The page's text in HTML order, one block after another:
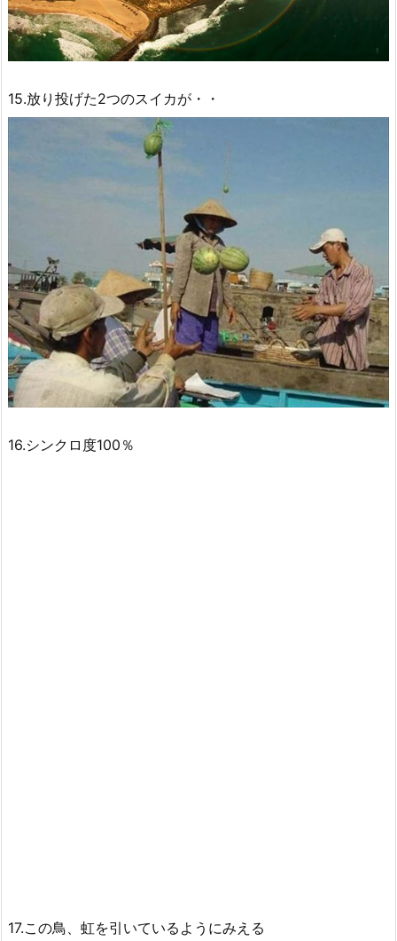
15.放り投げた2つのスイカが・・
16.シンクロ度100％
17.この鳥、虹を引いているようにみえる